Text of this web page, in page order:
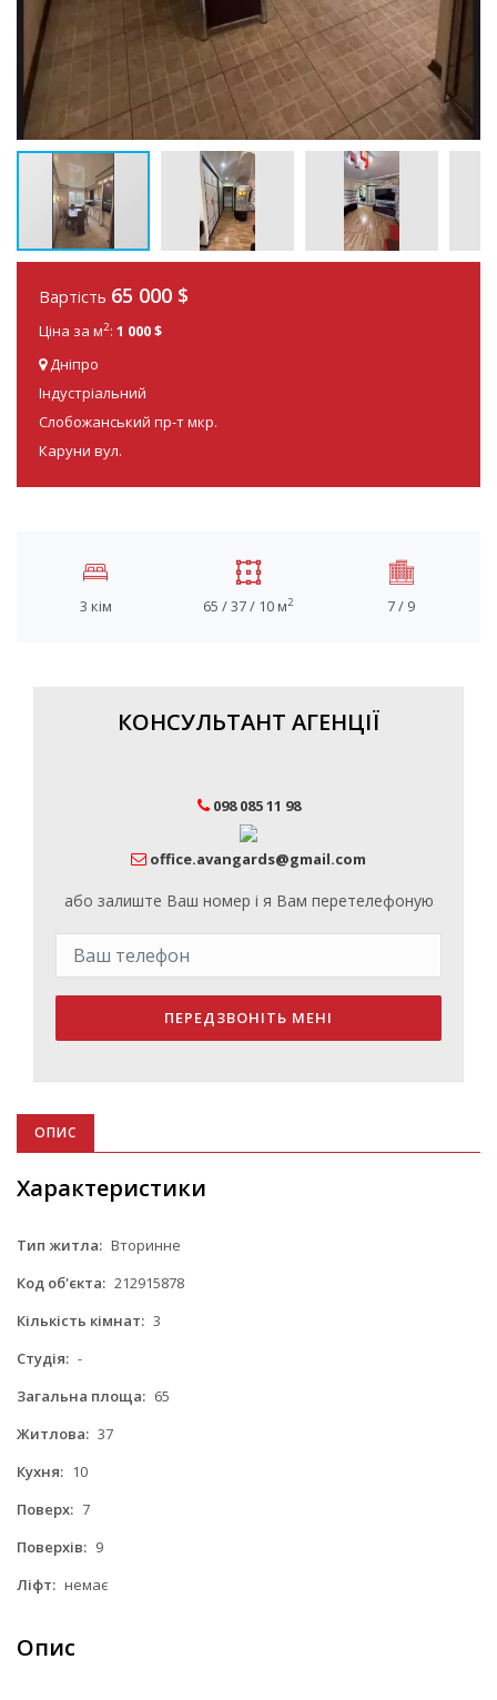
Вартість 65 000 $
Ціна за м2: 1 000 $
Дніпро
Індустріальний
Слобожанський пр-т мкр.
Каруни вул.
3 кім 65 / 37 / 10 м2 7 / 9
КОНСУЛЬТАНТ АГЕНЦІЇ
098 085 11 98
office.avangards@gmail.com
або залиште Ваш номер і я Вам перетелефоную
ПЕРЕДЗВОНІТЬ МЕНІ
ОПИС
Характеристики
Тип житла: Вторинне
Код об'єкта: 212915878
Кількість кімнат: 3
Студія: -
Загальна площа: 65
Житлова: 37
Кухня: 10
Поверх: 7
Поверхів: 9
Ліфт: немає
Опис